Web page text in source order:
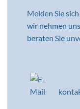
Melden Sie
wir nehmen
beraten Sie